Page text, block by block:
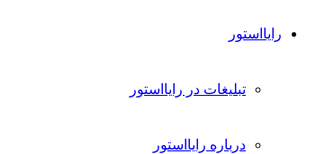
رایااستور
تبلیغات در رایااستور
درباره رایااستور